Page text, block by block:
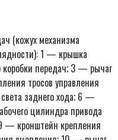
(кожух механизма
1 — крышка
коробки передач; 3 — рычаг
тросов управления
заднего хода; 6 —
цилиндра привода
— кронштейн крепления